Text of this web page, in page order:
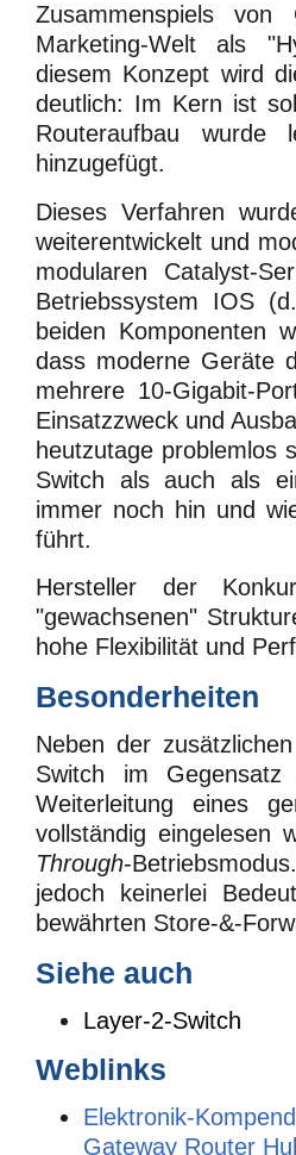
Zusammenspiels
Marketing-Welt als
diesem Konzept wird
deutlich: Im Kern ist
Routeraufbau
hinzugefügt.
Dieses Verfahren
weiterentwickelt und
modularen Catalyst-
Betriebssystem IOS
beiden Komponenten
dass moderne Geräte
mehrere 10-Gigabit-
Einsatzzweck und
heutzutage problemlos
Switch als auch als
immer noch hin und
führt.
Hersteller der
"gewachsenen"
hohe Flexibilität und
Besonderheiten
Neben der
Switch im
Weiterleitung eines
vollständig eingelesen
Through-
jedoch keinerlei
bewährten Store-&-
Siehe auch
Layer-2-Switch
Weblinks
Elektronik-
Gateway Router